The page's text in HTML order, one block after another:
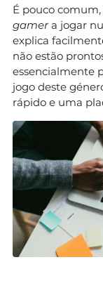
É pouco
gamera jogar
explica
não estão
essencialmente
jogo deste
rápido e uma